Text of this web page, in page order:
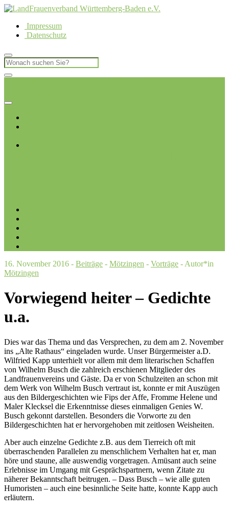
Impressum
Datenschutz
16. November 2016 - Beiträge - Mötzingen - Vorträge - Autor*in
Mötzingen
Vorwiegend heiter – Gedichte
u.a.
Dies war das Thema und das Versprechen, zu dem am 2. November
ins „Alte Rathaus“ eingeladen wurde. Unser Bürgermeister a.D.
Wilfried Kapp unterhielt vor allem mit dem literarischen Schaffen
von Wilhelm Busch die zahlreich erschienen Mitglieder des
Landfrauenvereins und Gäste. Da er von Schulzeiten an schon mit
dem Werk von Wilhelm Busch vertraut ist, konnte er mit Auszügen
aus den Bildergeschichten wie Fips der Affe, Fromme Helene und
Maler Klecksel die Erkenntnisse dieses einmaligen Genies W.
Busch gekonnt darstellen. Besonders die Vorworte zu den
Bildergeschichten hat er hervorgehoben mit zeitlosen Weisheiten.
Aber auch einzelne Gedichte z.B. aus dem Tierreich oft mit
überraschenden Parallelen zu menschlichem Verhalten hat er, man
höre und staune, alle auswendig vorgetragen. Amüsant auch seine
Erlebnisse im Umgang mit Gesprächspartnern, wenn Zitate zu
näherer Bekanntschaft beitrugen. – Dass Busch – wie alle guten
Humoristen – auch eine besinnliche Seite hatte, konnte Kapp auch
erläutern.